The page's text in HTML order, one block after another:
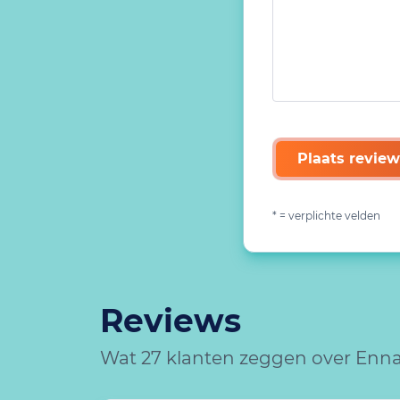
Plaats review
* = verplichte velden
Reviews
Wat 27 klanten zeggen over